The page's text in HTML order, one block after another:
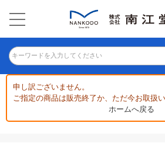
キーワードを入力してください
申し訳ございません。
ご指定の商品は販売終了か、ただ今お取扱
ホームへ戻る